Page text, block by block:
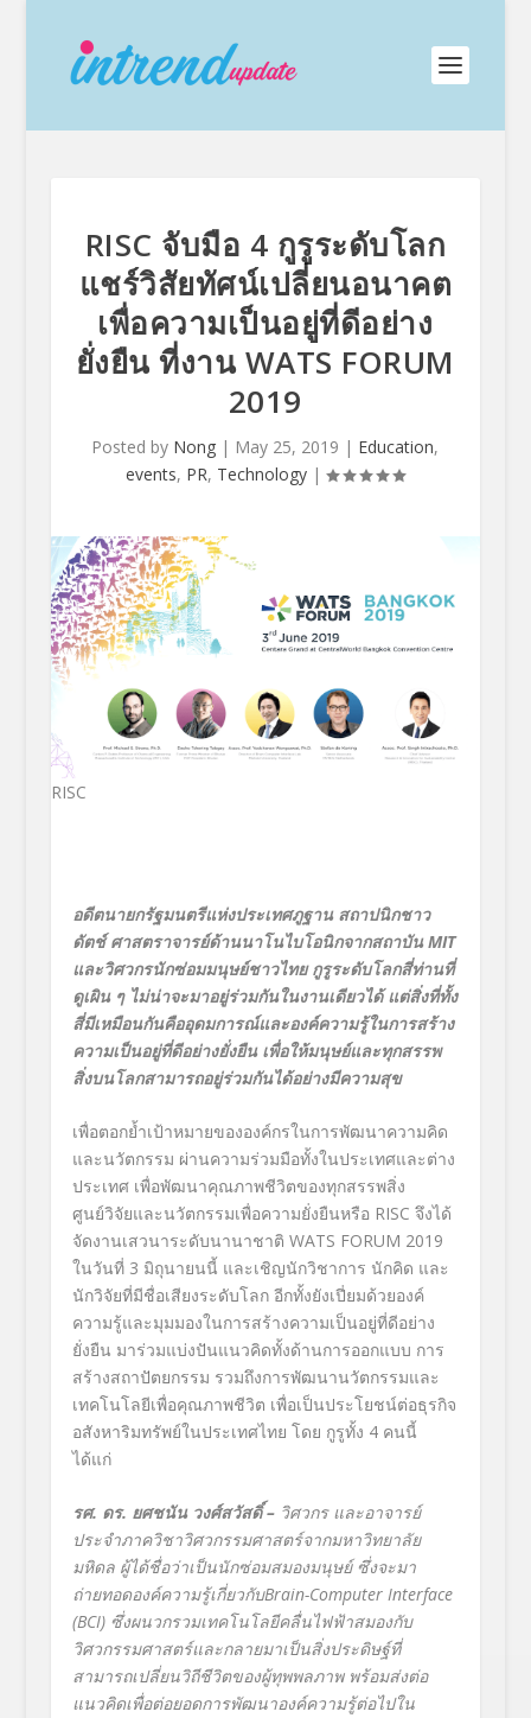
RISC จับมือ 4 กูรูระดับโลก
แชร์วิสัยทัศน์เปลี่ยนอนาคต
เพื่อความเป็นอยู่ที่ดีอย่าง
ยั่งยืน ที่งาน WATS FORUM
2019
Posted by Nong | May 25, 2019 | Education,
events, PR, Technology |
RISC
อดีตนายกรัฐมนตรีแห่งประเทศภูฐาน สถาปนิกชาว
ดัตช์ ศาสตราจารย์ด้านนาโนไบโอนิกจากสถาบันMIT
และวิศวกรนักซ่อมมนุษย์ชาวไทย กูรูระดับโลกสี่ท่านที่
ดูเผิน ๆ ไม่น่าจะมาอยู่ร่วมกันในงานเดียวได้ แต่สิ่งที่ทั้ง
สี่มีเหมือนกันคืออุดมการณ์และองค์ความรู้ในการสร้าง
ความเป็นอยู่ที่ดีอย่างยั่งยืน เพื่อให้มนุษย์และทุกสรรพ
สิ่งบนโลกสามารถอยู่ร่วมกันได้อย่างมีความสุข
เพื่อตอกย้ำเป้าหมายขององค์กรในการพัฒนาความคิด
และนวัตกรรม ผ่านความร่วมมือทั้งในประเทศและต่าง
ประเทศ เพื่อพัฒนาคุณภาพชีวิตของทุกสรรพสิ่ง
ศูนย์วิจัยและนวัตกรรมเพื่อความยั่งยืนหรือ RISC จึงได้
จัดงานเสวนาระดับนานาชาติ WATS FORUM 2019
ในวันที่ 3 มิถุนายนนี้ และเชิญนักวิชาการ นักคิด และ
นักวิจัยที่มีชื่อเสียงระดับโลก อีกทั้งยังเปี่ยมด้วยองค์
ความรู้และมุมมองในการสร้างความเป็นอยู่ที่ดีอย่าง
ยั่งยืน มาร่วมแบ่งปันแนวคิดทั้งด้านการออกแบบ การ
สร้างสถาปัตยกรรม รวมถึงการพัฒนานวัตกรรมและ
เทคโนโลยีเพื่อคุณภาพชีวิต เพื่อเป็นประโยชน์ต่อธุรกิจ
อสังหาริมทรัพย์ในประเทศไทย โดย กูรูทั้ง 4 คนนี้
ได้แก่
รศ. ดร. ยศชนัน วงศ์สวัสดิ์ – วิศวกร และอาจารย์
ประจำภาควิชาวิศวกรรมศาสตร์จากมหาวิทยาลัย
มหิดล ผู้ได้ชื่อว่าเป็นนักซ่อมสมองมนุษย์ ซึ่งจะมา
ถ่ายทอดองค์ความรู้เกี่ยวกับBrain-Computer Interface
(BCI) ซึ่งผนวกรวมเทคโนโลยีคลื่นไฟฟ้าสมองกับ
วิศวกรรมศาสตร์และกลายมาเป็นสิ่งประดิษฐ์ที่
สามารถเปลี่ยนวิถีชีวิตของผู้ทุพพลภาพ พร้อมส่งต่อ
แนวคิดเพื่อต่อยอดการพัฒนาองค์ความรู้ต่อไปใน